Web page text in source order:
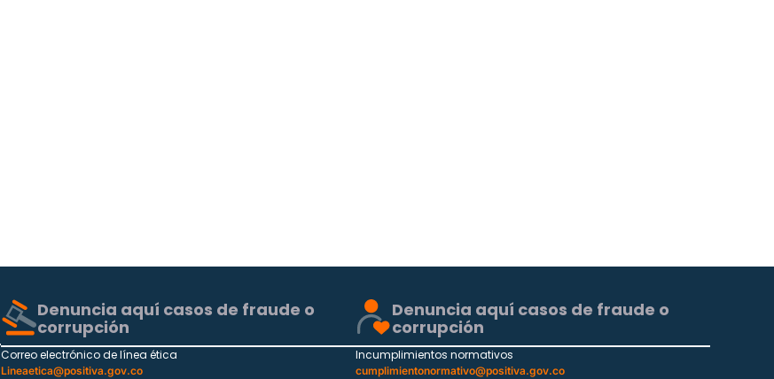
Denuncia aquí casos de fraude o
corrupción
Correo electrónico de línea ética
Lineaetica@positiva.gov.co
Denuncia aquí casos de fraude o
corrupción
Incumplimientos normativos
cumplimientonormativo@positiva.gov.co